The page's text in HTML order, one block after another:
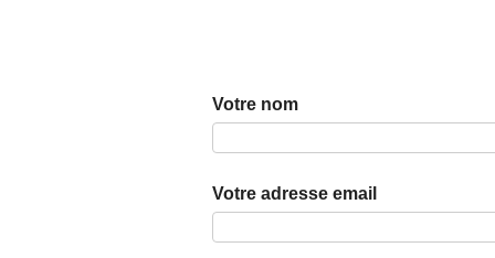
Votre nom
Votre adresse email